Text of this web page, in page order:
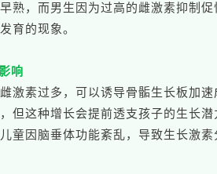
熟，而男生因为过高的雌激素抑制
育的现象。
响
激素过多，可以诱导骨骺生长板加
但这种增长会提前透支孩子的生长
童因脑垂体功能紊乱，导致生长激